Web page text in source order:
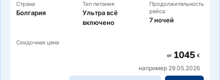
Страна
Болгария
Тип питания
Ультра всё
включено
Продолжительность
рейса
7 ночей
Скидочная цена
от 1045 €
например 29.05.2026